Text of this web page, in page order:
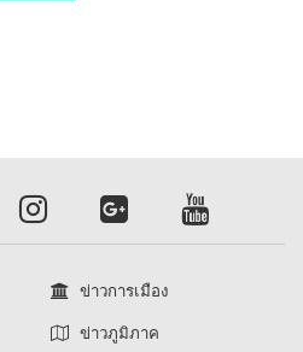
ข่าวการเมือง
ข่าวภูมิภาค